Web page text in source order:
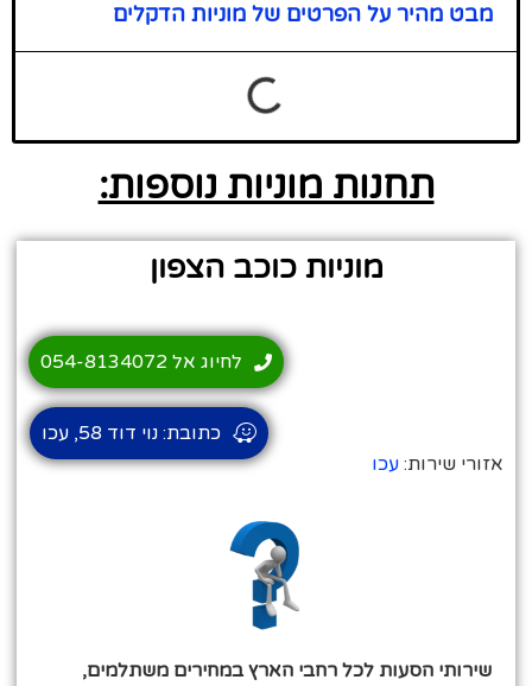
מבט מהיר על הפרטים של מוניות הדקלים
תחנות מוניות נוספות:
מוניות כוכב הצפון
אזורי שירות:עכו
שירותי הסעות לכל רחבי הארץ במחירים משתלמים,
לחיוג אל 054-8134072
כתובת: נוי דוד 58, עכו